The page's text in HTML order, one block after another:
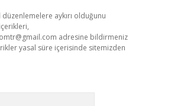
düzenlemelere aykırı olduğunu
adresine bildirmeniz
yasal süre içerisinde sitemizden